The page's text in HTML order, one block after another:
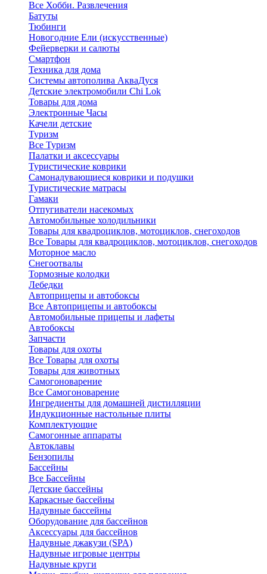
Все Хобби. Развлечения
Батуты
Тюбинги
Новогодние Ели (искусственные)
Фейерверки и салюты
Смартфон
Техника для дома
Системы автополива АкваДуся
Детские электромобили Chi Lok
Товары для дома
Электронные Часы
Качели детские
Туризм
Все Туризм
Палатки и аксессуары
Туристические коврики
Самонадувающиеся коврики и подушки
Туристические матрасы
Гамаки
Отпугиватели насекомых
Автомобильные холодильники
Товары для квадроциклов, мотоциклов, снегоходов
Все Товары для квадроциклов, мотоциклов, снегоходов
Моторное масло
Снегоотвалы
Тормозные колодки
Лебедки
Автоприцепы и автобоксы
Все Автоприцепы и автобоксы
Автомобильные прицепы и лафеты
Автобоксы
Запчасти
Товары для охоты
Все Товары для охоты
Товары для животных
Самогоноварение
Все Самогоноварение
Ингредиенты для домашней дистилляции
Индукционные настольные плиты
Комплектующие
Самогонные аппараты
Автоклавы
Бензопилы
Бассейны
Все Бассейны
Детские бассейны
Каркасные бассейны
Надувные бассейны
Оборудование для бассейнов
Аксессуары для бассейнов
Надувные джакузи (SPA)
Надувные игровые центры
Надувные круги